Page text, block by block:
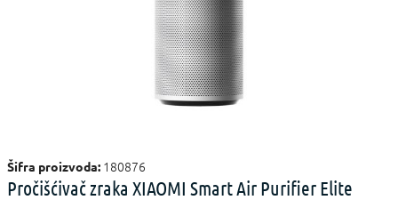
Šifra proizvoda: 180876
Pročišćivač zraka XIAOMI Smart Air Purifier Elite